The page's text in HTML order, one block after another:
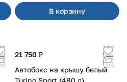
В корзину
21 750 ₽
Автобокс на крышу белый
Turino Sport (480 л)